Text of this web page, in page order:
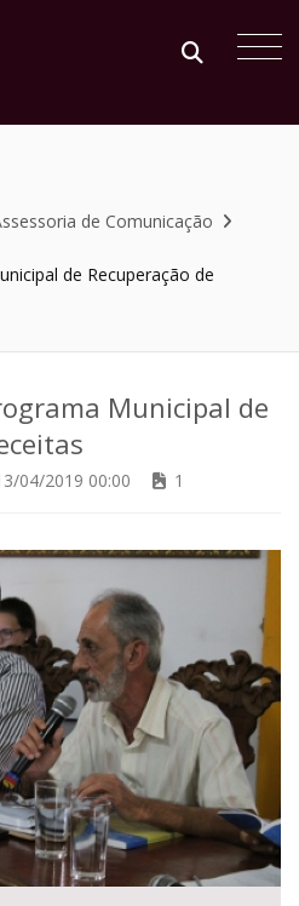
de Comunicação
de Recuperação de
Municipal de
04/2019 00:00 1